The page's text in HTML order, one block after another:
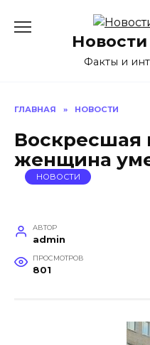
содержанию
Факты и
ГЛАВНАЯ » НОВОСТИ
Воскресшая
женщина
НОВОСТИ
АВТОР
admin
ПРОСМОТРОВ
801